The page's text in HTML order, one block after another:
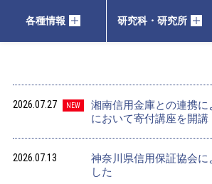
各種情報 研究科・研究所
2026.07.27 NEW
湘南信用金庫との連携
において寄付講座を開講
2026.07.13
神奈川県信用保証協会に
した